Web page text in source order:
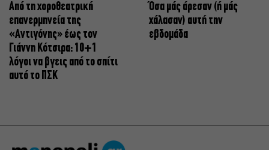
Από τη χοροθεατρική
επανερμηνεία της
«Αντιγόνης» έως τον
Γιάννη Κότσιρα: 10+1
λόγοι να βγεις από το σπίτι
αυτό το ΠΣΚ
Όσα μάς άρεσαν (ή μάς
χάλασαν) αυτή την
εβδομάδα